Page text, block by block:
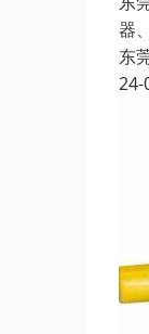
器
东
24-